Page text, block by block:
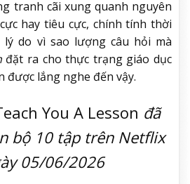
tranh cãi xung quanh nguyên
hay tiêu cực, chính tính thời
do vì sao lượng câu hỏi mà
đặt ra cho thực trạng giáo dục
được lắng nghe đến vậy.
You A Lesson đã
bộ 10 tập trên Netflix
05/06/2026